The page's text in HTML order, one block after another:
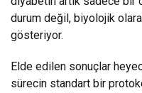
durum değil, biyolojik
gösteriyor.
Elde edilen sonuçlar
sürecin standart bir